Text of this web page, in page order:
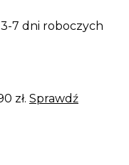
7 dni roboczych
zł. Sprawdź